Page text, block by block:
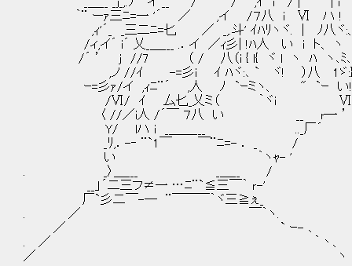
｀¨ ーｧ三ﾆ=一 '´ ／ ,イ /７八 i Ⅵ ハ !
,ｨ'´_ _三二ﾆ=匕 ／ _,.斗' ｲﾊﾘヽヾ. | ﾉ八ヾ:
/ィ,イ´ i´ 乂_＿___ .．イ ／ｨ彡| !ﾊ人 い i ト、 ヽ
/´ ’ j //7 （ / 八（i { l{ ヾ l ヽ ﾊ ヽ､ﾐ､
,ノ //ｲ -=彡i ｲ ﾊヾ:､ ` ヾ! ）八 1ゞ:}｀
ｰ=彡ｧ/イ ,ｨﾆ¨´ ,人 ﾉ `ｰミヽ、 " `ｰ い
/Ⅵ/ ｲ 厶匕_乂ミ（ ｀ヾi
〈 //／i人 /´￣ ７八 い __ r一 ’
Y/ lハ i _＿＿___ .._厂´ いらっ
_ﾘ,．-‐ ¨`1￣ ￣¨ﾆ=- ． _ /
い ｀ヽｬ- ' うちの雛苺とい
. _〉＿___ _＿__ /
__」´二三フ≠一 …ﾆ¨`≦三￣｀ ｒ-'
厂`彡二￣-― ¨￣￣￣｀ヾ三≧ぇ_
. ／ ￣｀ヽ.
／ ` ｰ- ､
. ／ ｀丶、
／ ヽ